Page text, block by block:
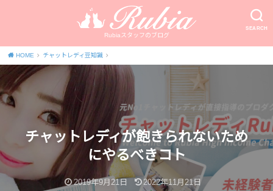
SEARCH
Rubiaスタッフのブログ
HOME チャットレディ豆知識
チャットレディが飽きられないため
にやるべきコト
2019年9月21日 2022年11月21日